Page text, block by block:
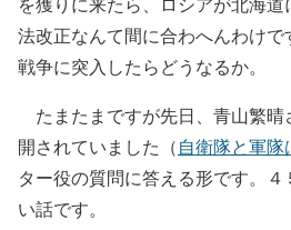
法改正なんて間に合わへんわけ
戦争に突入したらどうなるか。
たまたまですが先日、青山繁晴
開されていました（自衛隊と軍隊
ター役の質問に答える形です。
い話です。